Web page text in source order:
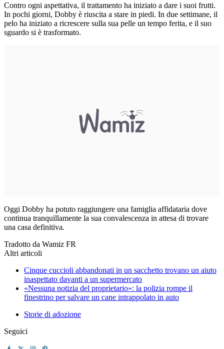
Contro ogni aspettativa, il trattamento ha iniziato a dare i suoi frutti.
In pochi giorni, Dobby è riuscita a stare in piedi. In due settimane, il
pelo ha iniziato a ricrescere sulla sua pelle un tempo ferita, e il suo
sguardo si è trasformato.
Oggi Dobby ha potuto raggiungere una famiglia affidataria dove
continua tranquillamente la sua convalescenza in attesa di trovare
una casa definitiva.
Tradotto da Wamiz FR
Altri articoli
Cinque cuccioli abbandonati in un sacchetto trovano un aiuto
inaspettato davanti a un supermercato
«Nessuna notizia del proprietario»: la polizia rompe il
finestrino per salvare un cane intrappolato in auto
Storie di adozione
Seguici